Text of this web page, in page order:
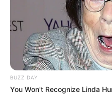
BUZZ DAY
You Won't Recognize Linda